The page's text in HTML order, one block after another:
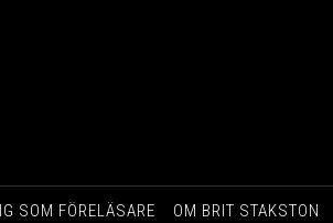
SOM FÖRELÄSARE
OM BRIT STAKSTON